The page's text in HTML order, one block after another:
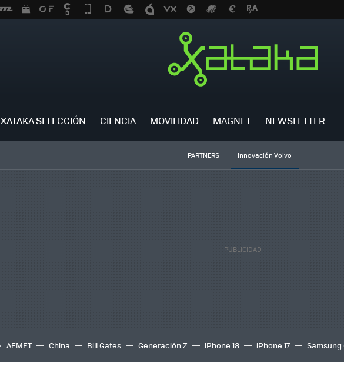
XATAKA SELECCIÓN CIENCIA MOVILIDAD MAGNET NEWSLETTER
PARTNERS Innovación Volvo
AEMET China Bill Gates Generación Z iPhone 18 iPhone 17 Samsung